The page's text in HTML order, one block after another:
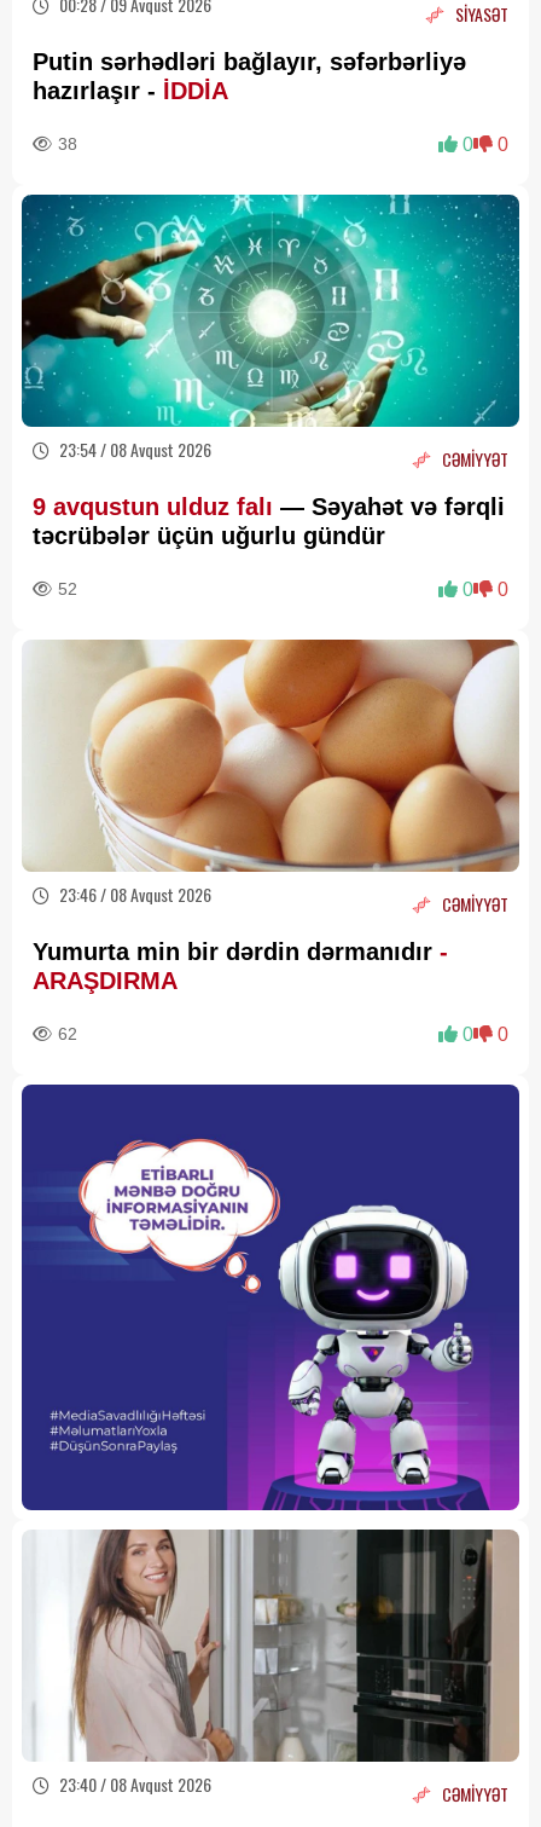
SİYASƏT
Putin sərhədləri bağlayır, səfərbərliyə
hazırlaşır - İDDİA
38 0 0
23:54 / 08 Avqust 2026 CƏMİYYƏT
9 avqustun ulduz falı — Səyahət və fərqli
təcrübələr üçün uğurlu gündür
52 0 0
23:46 / 08 Avqust 2026 CƏMİYYƏT
Yumurta min bir dərdin dərmanıdır -
ARAŞDIRMA
62 0 0
23:40 / 08 Avqust 2026 CƏMİYYƏT